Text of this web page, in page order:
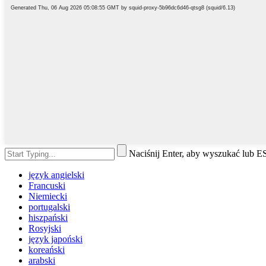
Naciśnij Enter, aby wyszukać lub
język angielski
Francuski
Niemiecki
portugalski
hiszpański
Rosyjski
język japoński
koreański
arabski